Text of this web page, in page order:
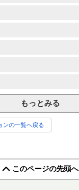
もっとみる
ンの一覧へ戻る
このページの先頭へ